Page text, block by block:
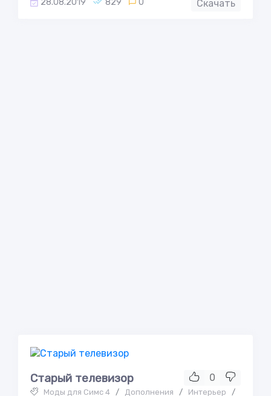
28.08.2019 829 0 Скачать
0
Старый телевизор
Моды для Симс 4 / Дополнения / Интерьер /